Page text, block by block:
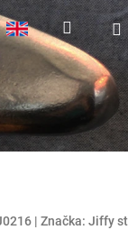
Hledat
| Značka: Jiffy